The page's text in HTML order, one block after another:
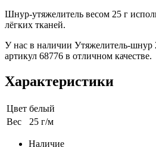
Шнур-утяжелитель весом 25 г
лёгких тканей.
У нас в наличии Утяжелитель-шнур
артикул 68776 в отличном качестве.
Характеристики
Цвет белый
Вес
25 г/м
Наличие